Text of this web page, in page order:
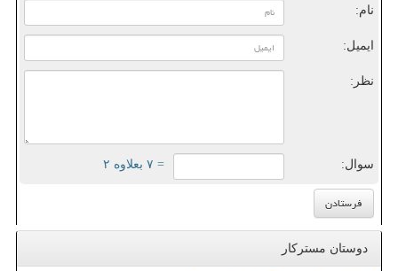
نام:
ایمیل:
نظر:
سوال: = ۷ بعلاوه ۲
دوستان مسترکار